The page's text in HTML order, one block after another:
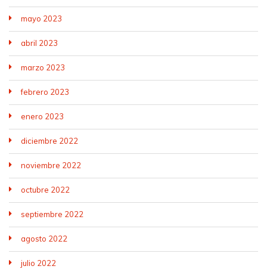
mayo 2023
abril 2023
marzo 2023
febrero 2023
enero 2023
diciembre 2022
noviembre 2022
octubre 2022
septiembre 2022
agosto 2022
julio 2022